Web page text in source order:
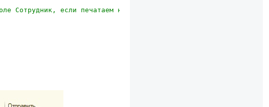
Сотрудник, если печатаем не Справку,а что-то другое